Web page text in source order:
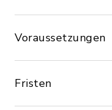
Voraussetzungen
Fristen